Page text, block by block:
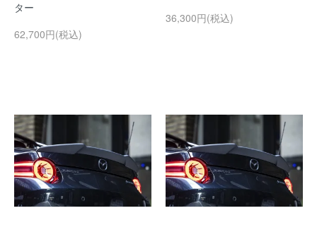
ター
62,700円(税込)
36,300円(税込)